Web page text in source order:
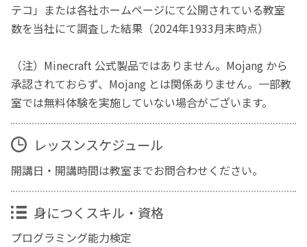
テコ」または各社ホームページにて公開されている教室
数を当社にて調査した結果（2024年1933月末時点）
（注）Minecraft 公式製品ではありません。Mojang から
承認されておらず、Mojang とは関係ありません。一部教
室では無料体験を実施していない場合がございます。
レッスンスケジュール
開講日・開講時間は教室までお問合わせください。
身につくスキル・資格
プログラミング能力検定